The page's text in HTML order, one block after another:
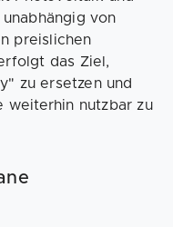
von
preislichen
das Ziel,
zu ersetzen und
weiterhin nutzbar zu